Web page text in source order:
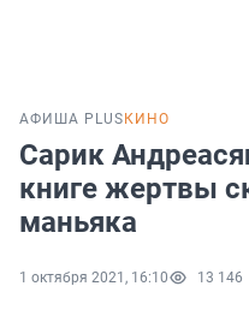
АФИША PLUS КИНО
Сарик
книге жертвы
маньяка
1 октября 2021, 16:10 13 146